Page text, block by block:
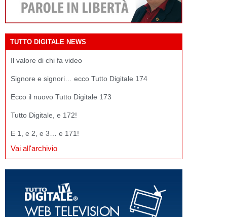
TUTTO DIGITALE NEWS
Il valore di chi fa video
Signore e signori… ecco Tutto Digitale 174
Ecco il nuovo Tutto Digitale 173
Tutto Digitale, e 172!
E 1, e 2, e 3… e 171!
Vai all'archivio